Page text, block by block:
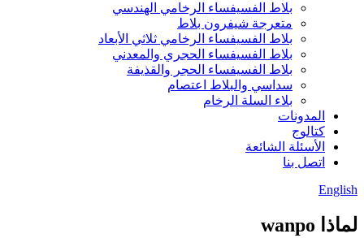
بلاط الفسيفساء الرخامي الهندسي
متعرجة شيفرون بلاط
بلاط الفسيفساء الرخامي ثلاثي الأبعاد
بلاط الفسيفساء الحجري والمعدني
بلاط الفسيفساء الحجر والقذيفة
سداسي والبلاط اعتصام
بلاء السلة الرخام
المدونات
كتالوج
الأسئلة الشائعة
اتصل بنا
English
لماذا wanpo